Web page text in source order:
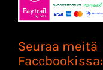
Seuraa meitä
Facebookissa: